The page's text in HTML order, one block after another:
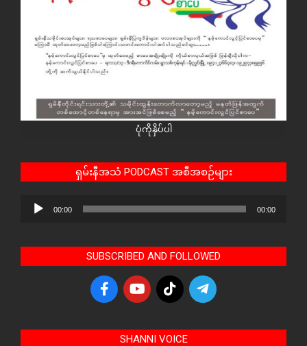
ပုံကိုနှိပ်ပါ
ရှမ်းနီအသံ PODCAST အစီအစဉ်များ
Audio
00:00 00:00
SUBSCRIBED AND FOLLOWED
SHANNI VOICE